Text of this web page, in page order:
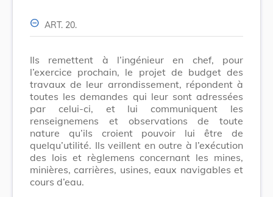
ART. 20.
Ils remettent à l’ingénieur en chef, pour
l’exercice prochain, le projet de budget des
travaux de leur arrondissement, répondent à
toutes les demandes qui leur sont adressées
par celui-ci, et lui communiquent les
renseignemens et observations de toute
nature qu’ils croient pouvoir lui être de
quelqu’utilité. Ils veillent en outre à l’exécution
des lois et règlemens concernant les mines,
minières, carrières, usines, eaux navigables et
cours d’eau.